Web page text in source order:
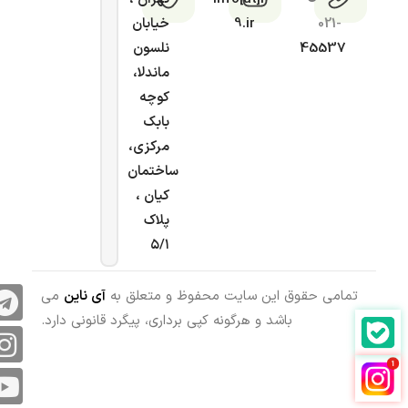
021-
45537
9.ir
خیابان
نلسون
ماندلا،
کوچه
بابک
مرکزی،
ساختمان
کیان ،
پلاک
۵/۱
تمامی حقوق این سایت محفوظ و متعلق به آی ناین می
باشد و هرگونه کپی برداری، پیگرد قانونی دارد.